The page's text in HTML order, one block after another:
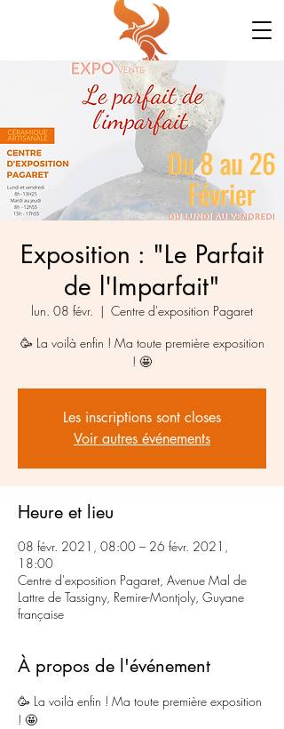
Exposition : "Le Parfait
de l'Imparfait"
lun. 08 févr.
  |
Centre d'exposition Pagaret
🥳 La voilà enfin ! Ma toute première exposition
! 🤩
Les inscriptions sont closes
Voir autres événements
Heure et lieu
08 févr. 2021, 08:00 – 26 févr. 2021,
18:00
Centre d'exposition Pagaret, Avenue Mal de
Lattre de Tassigny, Remire-Montjoly, Guyane
française
À propos de l'événement
🥳 La voilà enfin ! Ma toute première exposition
! 🤩